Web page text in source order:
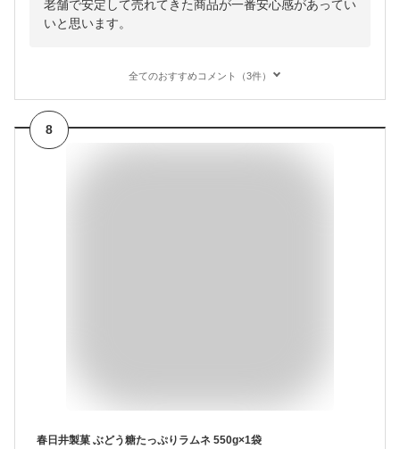
老舗で安定して売れてきた商品が一番安心感があってい
いと思います。
全てのおすすめコメント（3件）
8
春日井製菓 ぶどう糖たっぷりラムネ 550g×1袋